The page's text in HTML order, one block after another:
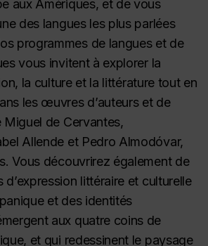
aux Amériques, et de vous
des langues les plus parlées
programmes de langues et de
vous invitent à explorer la
la culture et la littérature tout en
les œuvres d’auteurs et de
Miguel de Cervantes,
Allende et Pedro Almodóvar,
Vous découvrirez également de
d’expression littéraire et culturelle
et des identités
aux quatre coins de
et qui redessinent le paysage